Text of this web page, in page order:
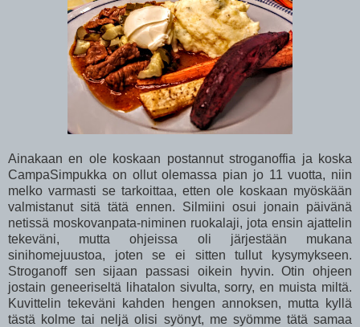
Ainakaan en ole koskaan postannut stroganoffia ja koska
CampaSimpukka on ollut olemassa pian jo 11 vuotta, niin
melko varmasti se tarkoittaa, etten ole koskaan myöskään
valmistanut sitä tätä ennen. Silmiini osui jonain päivänä
netissä moskovanpata-niminen ruokalaji, jota ensin ajattelin
tekeväni, mutta ohjeissa oli järjestään mukana
sinihomejuustoa, joten se ei sitten tullut kysymykseen.
Stroganoff sen sijaan passasi oikein hyvin. Otin ohjeen
jostain geneeriseltä lihatalon sivulta, sorry, en muista miltä.
Kuvittelin tekeväni kahden hengen annoksen, mutta kyllä
tästä kolme tai neljä olisi syönyt, me syömme tätä samaa